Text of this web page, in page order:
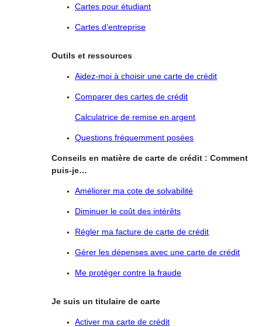
Cartes pour étudiant
Cartes d’entreprise
Outils et ressources
Aidez-moi à choisir une carte de crédit
Comparer des cartes de crédit
Calculatrice de remise en argent
Questions fréquemment posées
Conseils en matière de carte de crédit : Comment
puis-je…
Améliorer ma cote de solvabilité
Diminuer le coût des intérêts
Régler ma facture de carte de crédit
Gérer les dépenses avec une carte de crédit
Me protéger contre la fraude
Je suis un titulaire de carte
Activer ma carte de crédit